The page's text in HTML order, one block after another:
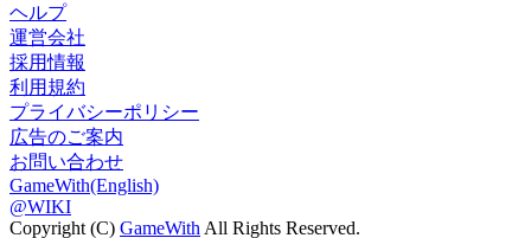
ヘルプ
運営会社
採用情報
利用規約
プライバシーポリシー
広告のご案内
お問い合わせ
GameWith(English)
@WIKI
Copyright (C) GameWith All Rights Reserved.